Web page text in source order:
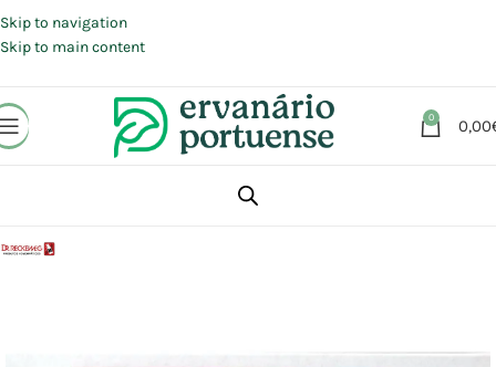
Skip to navigation
Skip to main content
0 0,00
Aromaterapia | Florais | Homeopatia